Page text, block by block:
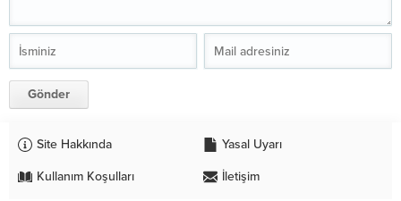
Site Hakkında Yasal Uyarı
Kullanım Koşulları İletişim